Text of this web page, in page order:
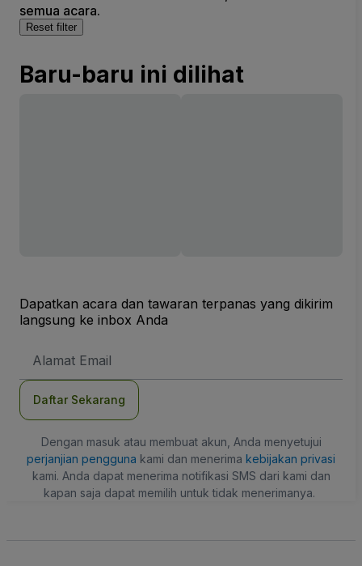
semua acara.
Reset filter
Baru-baru ini dilihat
Dapatkan acara dan tawaran terpanas yang dikirim
langsung ke inbox Anda
Email
Daftar Sekarang
Dengan masuk atau membuat akun, Anda menyetujui
perjanjian pengguna kami dan menerima kebijakan privasi
kami. Anda dapat menerima notifikasi SMS dari kami dan
kapan saja dapat memilih untuk tidak menerimanya.